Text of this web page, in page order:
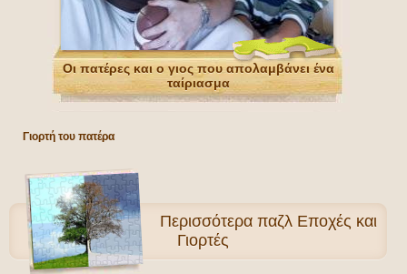
Οι πατέρες και ο γιος που απολαμβάνει ένα
ταίριασμα
Γιορτή του πατέρα
Περισσότεραπαζλ Εποχές και
Γιορτές